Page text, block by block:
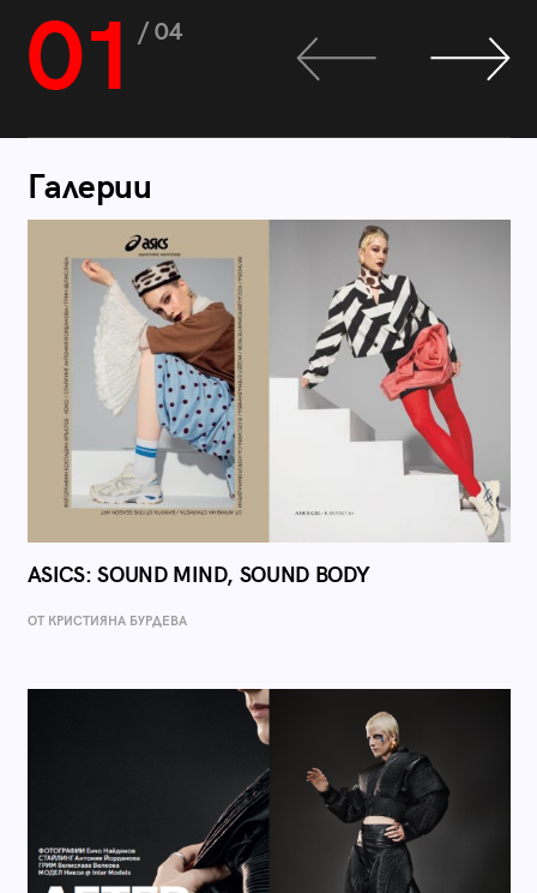
01 / 04
Галерии
ASICS: SOUND MIND, SOUND BODY
ОТ КРИСТИЯНА БУРДЕВА